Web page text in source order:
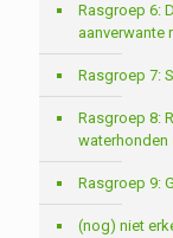
Rasgroep 6:
aanverwante
Rasgroep 7:
Rasgroep 8:
waterhonden
Rasgroep 9:
(nog) niet